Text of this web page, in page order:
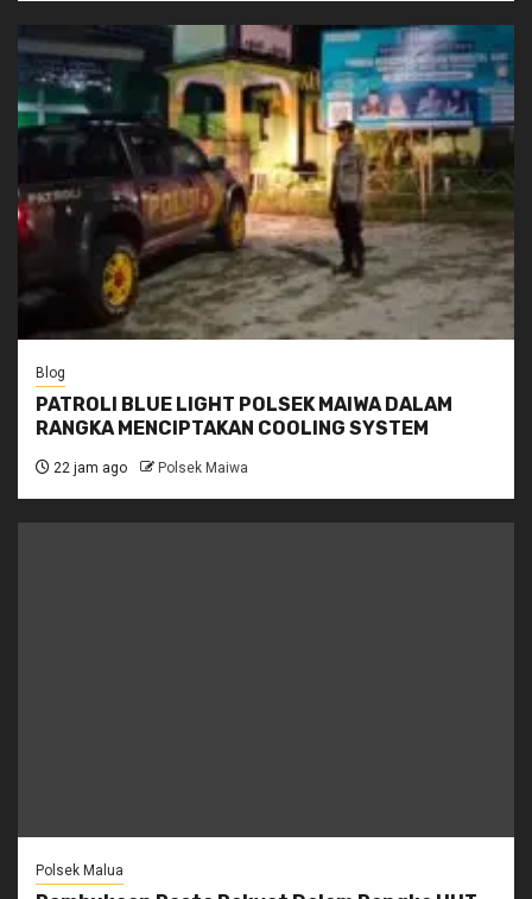
Blog
PATROLI BLUE LIGHT POLSEK MAIWA DALAM
RANGKA MENCIPTAKAN COOLING SYSTEM
22 jam ago Polsek Maiwa
Polsek Malua